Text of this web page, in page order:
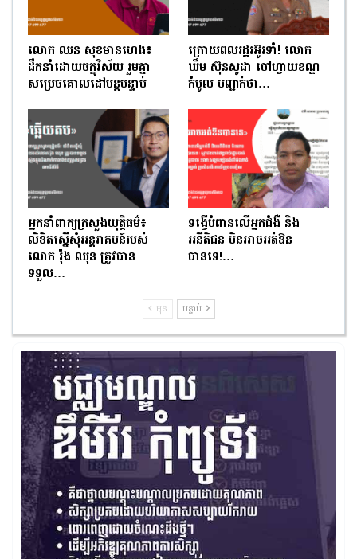
លោក ឈន សុខមានហេង៖
ដឹកនាំដោយចក្ខុវិស័យ រួមគ្នា
សម្រេចគោលដៅបន្តបន្ទាប់
ក្រោយពលរដ្ឋរអ៊ូរទាំ! លោក
ឃឹម ស៊ុនសូដា ចៅហ្វាយខណ្ឌ
កំបូល បញ្ជាក់ថា…
អ្នកនាំពាក្យក្រសួងយុត្តិធម៌៖
លិខិតស្នើសុំអន្តរាគមន៍របស់
លោក រ៉ុង ឈុន ត្រូវបាន
ទទួល…
ទង្វើបំពានលើអ្នកជំងឺ និង
អនីតិជន មិនអាចអត់ឱន
បានទេ!…
មុន បន្ទាប់